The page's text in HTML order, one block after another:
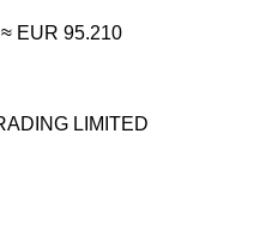
≈ EUR 95.210
LIMITED